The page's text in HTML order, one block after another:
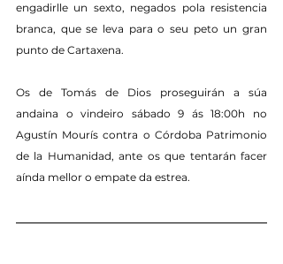
engadirlle un sexto, negados pola resistencia
branca, que se leva para o seu peto un gran
punto de Cartaxena.
Os de Tomás de Dios proseguirán a súa
andaina o vindeiro sábado 9 ás 18:00h no
Agustín Mourís contra o Córdoba Patrimonio
de la Humanidad, ante os que tentarán facer
aínda mellor o empate da estrea.